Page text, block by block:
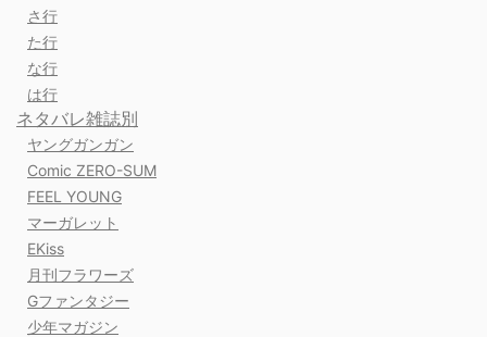
さ行
た行
な行
は行
ネタバレ雑誌別
ヤングガンガン
Comic ZERO-SUM
FEEL YOUNG
マーガレット
EKiss
月刊フラワーズ
Gファンタジー
少年マガジン